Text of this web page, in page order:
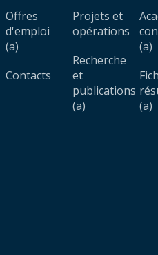
Offres
d'emploi
(a)
Contacts
Projets et
opérations
Recherche
et
publications
(a)
(a)
(a)